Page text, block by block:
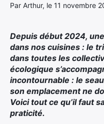
Par Arthur, le 11 novembre
Depuis début 2024,
dans nos cuisines : le
dans toutes les
écologique
incontournable : le
son emplacement ne
Voici tout ce qu’il faut
praticité.